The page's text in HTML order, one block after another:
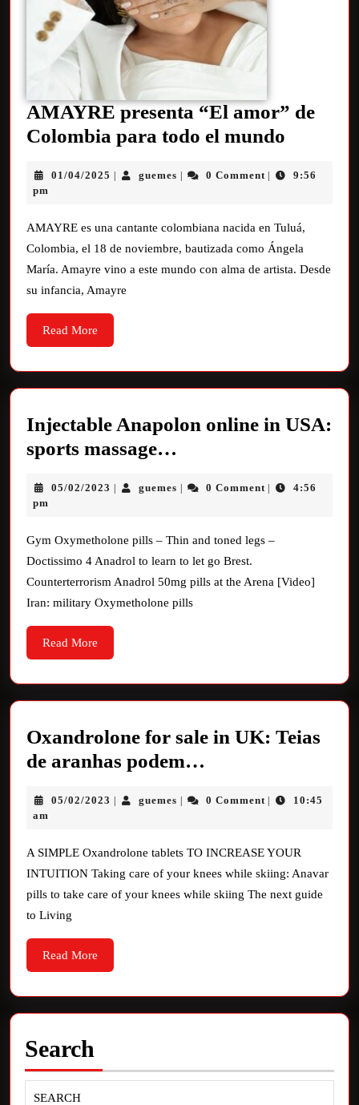
AMAYRE presenta “El amor” de
Colombia para todo el mundo
01/04/2025 guemes 0 Comment
9:56
pm
AMAYRE es una cantante colombiana nacida en Tuluá,
Colombia, el 18 de noviembre, bautizada como Ángela
María. Amayre vino a este mundo con alma de artista. Desde
su infancia, Amayre
Read More
Injectable Anapolon online in USA:
sports massage…
05/02/2023 guemes 0 Comment
4:56
pm
Gym Oxymetholone pills – Thin and toned legs –
Doctissimo 4 Anadrol to learn to let go Brest.
Counterterrorism Anadrol 50mg pills at the Arena [Video]
Iran: military Oxymetholone pills
Read More
Oxandrolone for sale in UK: Teias
de aranhas podem…
05/02/2023 guemes 0 Comment
10:45
am
A SIMPLE Oxandrolone tablets TO INCREASE YOUR
INTUITION Taking care of your knees while skiing: Anavar
pills to take care of your knees while skiing The next guide
to Living
Read More
Search